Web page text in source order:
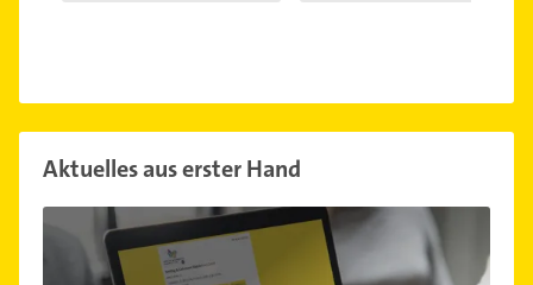
Aktuelles aus erster Hand